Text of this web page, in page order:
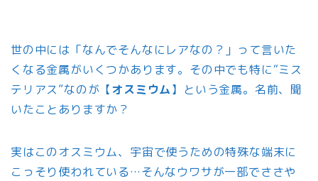
世の中には「なんでそんなにレアなの？」って言いた
くなる金属がいくつかあります。その中でも特に“ミス
テリアス”なのが【 オスミウム】という金属。名前、聞
いたことありますか？
実はこのオスミウム、宇宙で使うための特殊な端末に
こっそり使われている…そんなウワサが一部でささや